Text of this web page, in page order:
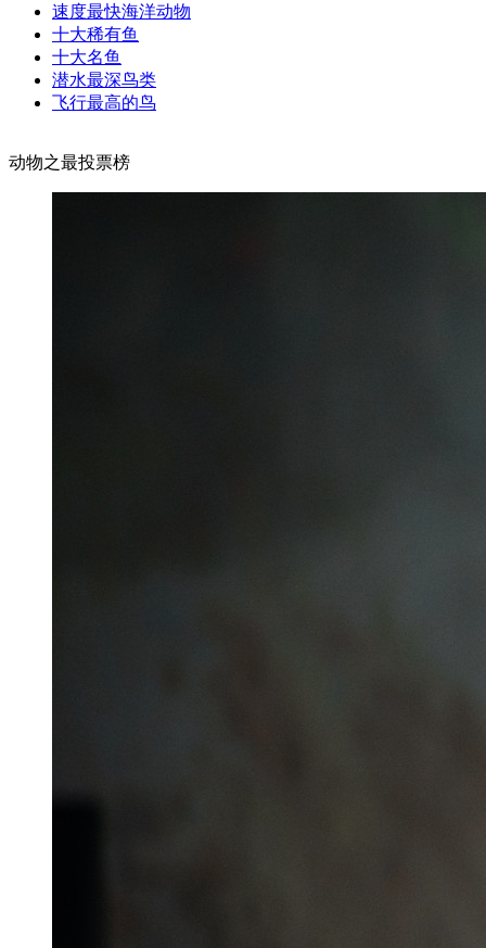
速度最快海洋动物
十大稀有鱼
十大名鱼
潜水最深鸟类
飞行最高的鸟
动物之最投票榜